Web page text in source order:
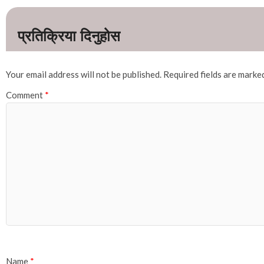
Your email address will not be published. Required fields are
Comment *
Name *